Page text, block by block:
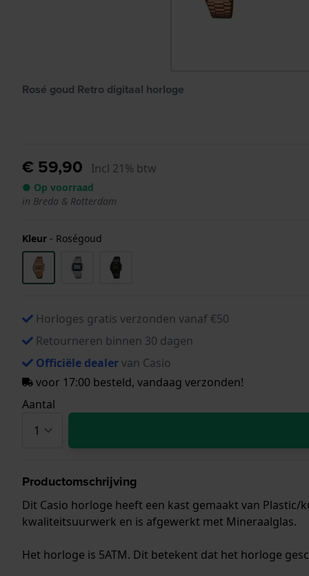
Rosé goud Retro digitaal horloge
€ 59,90 Incl 21% btw
● Op voorraad
in Breda & Rotterdam
Kleur - Roségoud
Horloges gratis verzonden vanaf €50
Retourneren binnen 30 dagen
Officiële dealervan Casio
voor 17:00 besteld, vandaag verzonden!
Aantal
Productomschrijving
Dit Casio horloge heeft een kast gemaakt van Plastic/
kwaliteitsuurwerk en is afgewerkt met Mineraalglas.
Het horloge is 5ATM. Dit betekent dat het horloge